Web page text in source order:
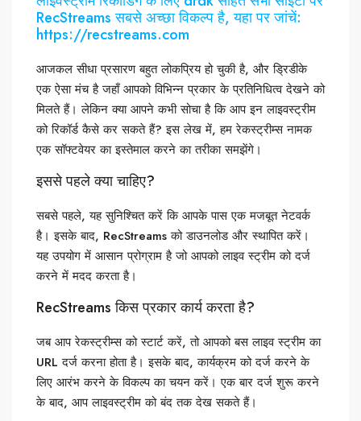
RecStreams सबसे अच्छा विकल्प है, यहा पर जांचें:
https://recstreams.com
आजकल सीधा प्रसारण बहुत लोकप्रिय हो चुकी है, और ड्रिडीके
एक ऐसा मंच है जहाँ आपको विभिन्न प्रकार के प्रतिनिधित्व देखने को
मिलते हैं। लेकिन क्या आपने कभी सोचा है कि आप इन लाइवस्ट्रीम
को रिकॉर्ड कैसे कर सकते हैं? इस लेख में, हम रेकस्ट्रीम्स नामक
एक सॉफ्टवेयर का इस्तेमाल करने का तरीका समझेंगे।
इससे पहले क्या चाहिए?
सबसे पहले, यह सुनिश्चित करें कि आपके पास एक मजबूत नेटवर्क
है। इसके बाद, RecStreams को डाउनलोड और स्थापित करें।
यह उपयोग में आसान प्रोग्राम है जो आपको लाइव स्ट्रीम को दर्ज
करने में मदद करता है।
RecStreams किस प्रकार कार्य करता है?
जब आप रेकस्ट्रीम्स को स्टार्ट करें, तो आपको बस लाइव स्ट्रीम का
URL दर्ज करना होता है। इसके बाद, कार्यक्रम को दर्ज करने के
लिए आरंभ करने के विकल्प का चयन करें। एक बार दर्ज शुरू करने
के बाद, आप लाइवस्ट्रीम को बंद तक देख सकते हैं।